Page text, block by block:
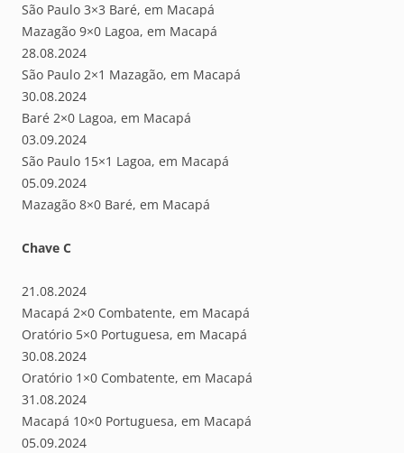
São Paulo 3×3 Baré, em Macapá
Mazagão 9×0 Lagoa, em Macapá
28.08.2024
São Paulo 2×1 Mazagão, em Macapá
30.08.2024
Baré 2×0 Lagoa, em Macapá
03.09.2024
São Paulo 15×1 Lagoa, em Macapá
05.09.2024
Mazagão 8×0 Baré, em Macapá
Chave C
21.08.2024
Macapá 2×0 Combatente, em Macapá
Oratório 5×0 Portuguesa, em Macapá
30.08.2024
Oratório 1×0 Combatente, em Macapá
31.08.2024
Macapá 10×0 Portuguesa, em Macapá
05.09.2024